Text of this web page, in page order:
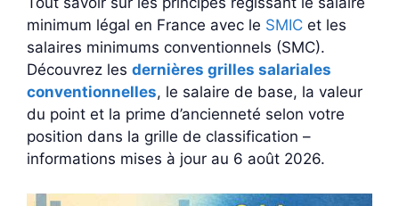
minimum légal en France avec le SMIC et les
salaires minimums conventionnels (SMC).
Découvrez les dernières grilles salariales
conventionnelles, le salaire de base, la valeur
du point et la prime d’ancienneté selon votre
position dans la grille de classification –
informations mises à jour au 6 août 2026.